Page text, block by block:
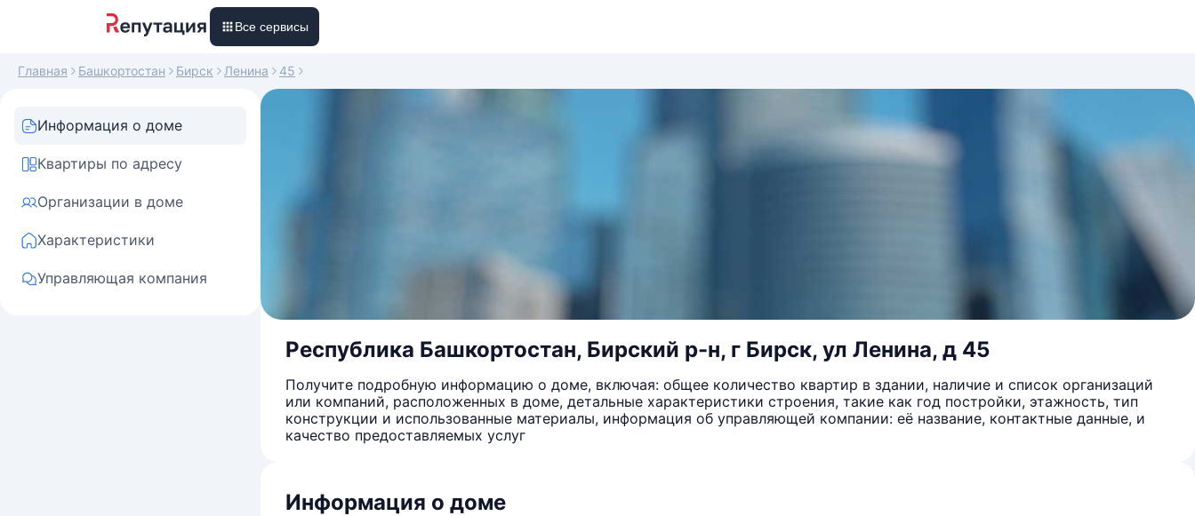
Все сервисы
Главная Башкортостан Бирск Ленина 45
Информация о доме
Квартиры по адресу
Организации в доме
Характеристики
Управляющая компания
Республика Башкортостан, Бирский р-н, г Бирск, ул Ленина, д 45
Получите подробную информацию о доме, включая: общее количество квартир в здании, наличие и список организаций
или компаний, расположенных в доме, детальные характеристики строения, такие как год постройки, этажность, тип
конструкции и использованные материалы, информация об управляющей компании: её название, контактные данные, и
качество предоставляемых услуг
Информация о доме